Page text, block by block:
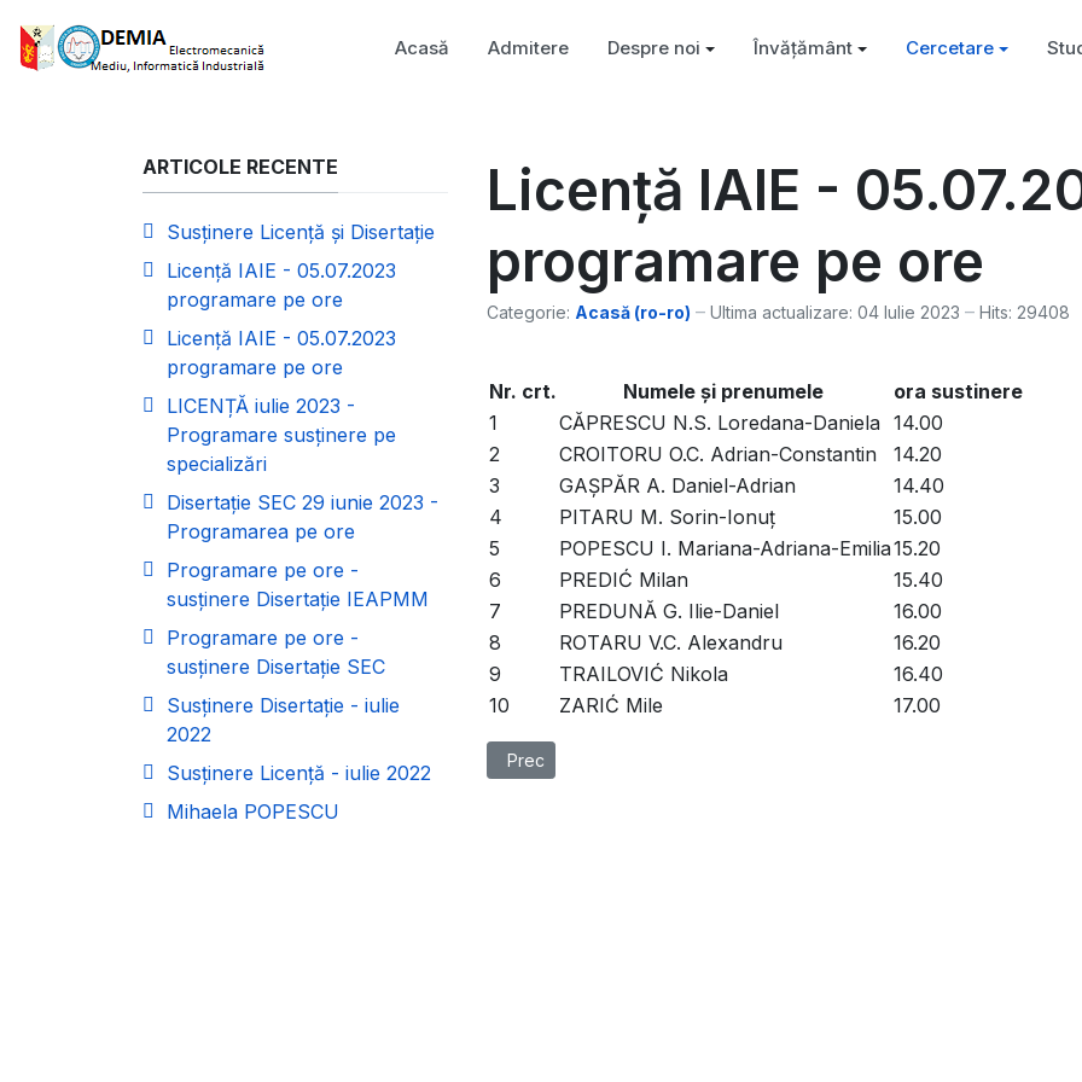
Acasă Admitere Despre noi Învățământ Cercetare
Licență IAIE -
programare pe ore
Categorie: Acasă (ro-ro) Ultima actualizare: 04 Iulie 2023 Hits: 29408
Nr. crt. Numele şi prenumele
ora sustinere
1
CĂPRESCU N.S. Loredana-Daniela 14.00
2
CROITORU O.C. Adrian-Constantin
14.20
3
GAȘPĂR A. Daniel-Adrian
14.40
4
PITARU M. Sorin-Ionuț
15.00
5
POPESCU I. Mariana-Adriana-Emilia15.20
6
PREDIĆ Milan
15.40
7
PREDUNĂ G. Ilie-Daniel
16.00
8
ROTARU V.C. Alexandru
16.20
9
TRAILOVIĆ Nikola
16.40
10
ZARIĆ Mile 17.00
Articol precedent: Licență IAIE - 05.07.2023 programare pe ore
Prec
ARTICOLE RECENTE
Susținere Licență și Disertație
Licență IAIE - 05.07.2023
programare pe ore
Licență IAIE - 05.07.2023
programare pe ore
LICENȚĂ iulie 2023 -
Programare susținere pe
specializări
Disertație SEC 29 iunie 2023 -
Programarea pe ore
Programare pe ore -
susținere Disertație IEAPMM
Programare pe ore -
susținere Disertație SEC
Susținere Disertație - iulie
2022
Susținere Licență - iulie 2022
Mihaela POPESCU